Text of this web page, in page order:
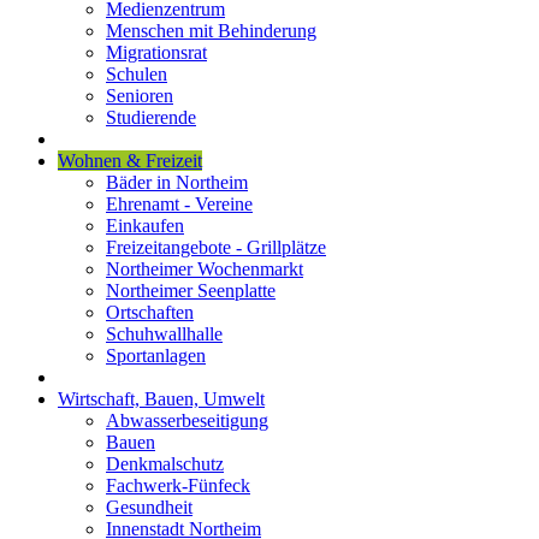
Medienzentrum
Menschen mit Behinderung
Migrationsrat
Schulen
Senioren
Studierende
Wohnen & Freizeit
Bäder in Northeim
Ehrenamt - Vereine
Einkaufen
Freizeitangebote - Grillplätze
Northeimer Wochenmarkt
Northeimer Seenplatte
Ortschaften
Schuhwallhalle
Sportanlagen
Wirtschaft, Bauen, Umwelt
Abwasserbeseitigung
Bauen
Denkmalschutz
Fachwerk-Fünfeck
Gesundheit
Innenstadt Northeim